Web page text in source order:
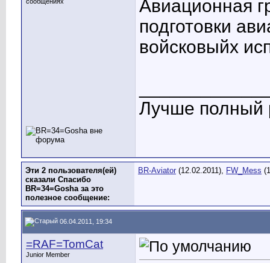
Авиационная
подготовки
войсковыйх
Лучше полный
Эти 2 пользователя(ей)
сказали Спасибо
BR=34=Gosha за это
полезное сообщение:
BR-Aviator (12.02.2011), FW_Mess
06.04.2011, 19:34
=RAF=TomCat
Junior Member